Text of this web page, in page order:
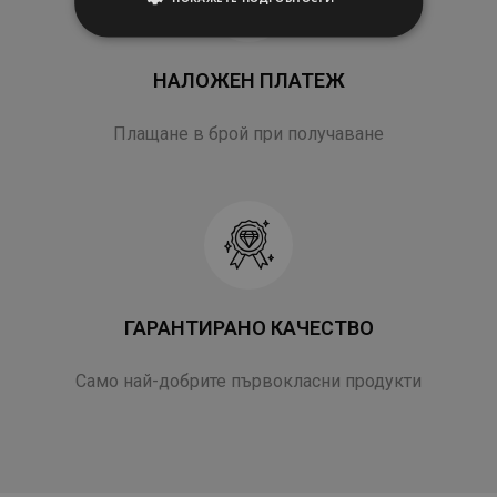
НАЛОЖЕН ПЛАТЕЖ
Плащане в брой при получаване
ГАРАНТИРАНО КАЧЕСТВО
Само най-добрите първокласни продукти
POLISH
PORTUGUESE